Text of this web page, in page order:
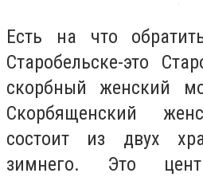
Есть на что
Старобельске-это
скорбный женский
Скорбященский
состоит из двух
зимнего. Это